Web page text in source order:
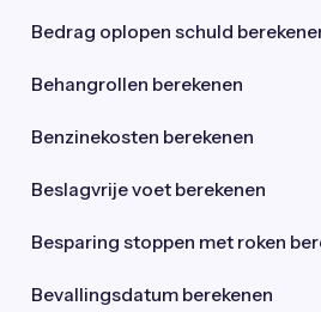
Bedrag oplopen schuld
Behangrollen berekenen
Benzinekosten berekenen
Beslagvrije voet berekenen
Besparing stoppen met roken
Bevallingsdatum berekenen